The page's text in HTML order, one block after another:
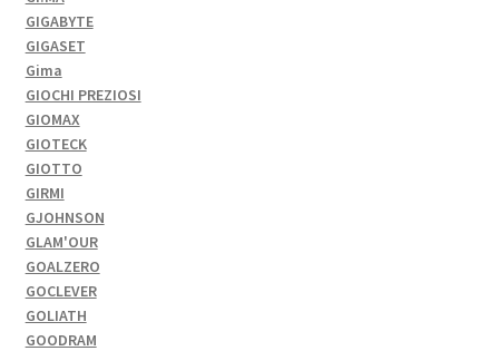
GIGABYTE
GIGASET
Gima
GIOCHI PREZIOSI
GIOMAX
GIOTECK
GIOTTO
GIRMI
GJOHNSON
GLAM'OUR
GOALZERO
GOCLEVER
GOLIATH
GOODRAM